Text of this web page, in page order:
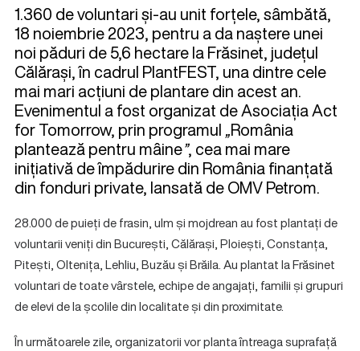
1.360 de voluntari și-au unit forțele, sâmbătă,
18 noiembrie 2023, pentru a da naștere unei
noi păduri de 5,6 hectare la Frăsinet, județul
Călărași, în cadrul PlantFEST, una dintre cele
mai mari acțiuni de plantare din acest an.
Evenimentul a fost organizat de Asociația Act
for Tomorrow, prin programul „România
plantează pentru mâine”, cea mai mare
inițiativă de împădurire din România finanțată
din fonduri private, lansată de OMV Petrom.
28.000 de puieți de frasin, ulm și mojdrean au fost plantați de
voluntarii veniți din București, Călărași, Ploiești, Constanța,
Pitești, Oltenița, Lehliu, Buzău și Brăila. Au plantat la Frăsinet
voluntari de toate vârstele, echipe de angajați, familii și grupuri
de elevi de la școlile din localitate și din proximitate.
În următoarele zile, organizatorii vor planta întreaga suprafață